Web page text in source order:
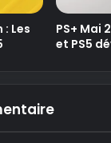
: Les
PS+ Mai
et PS5